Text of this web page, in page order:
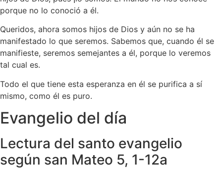
porque no lo conoció a él.
Queridos, ahora somos hijos de Dios y aún no se ha
manifestado lo que seremos. Sabemos que, cuando él se
manifieste, seremos semejantes a él, porque lo veremos
tal cual es.
Todo el que tiene esta esperanza en él se purifica a sí
mismo, como él es puro.
Evangelio del día
Lectura del santo evangelio
según san Mateo 5, 1-12a